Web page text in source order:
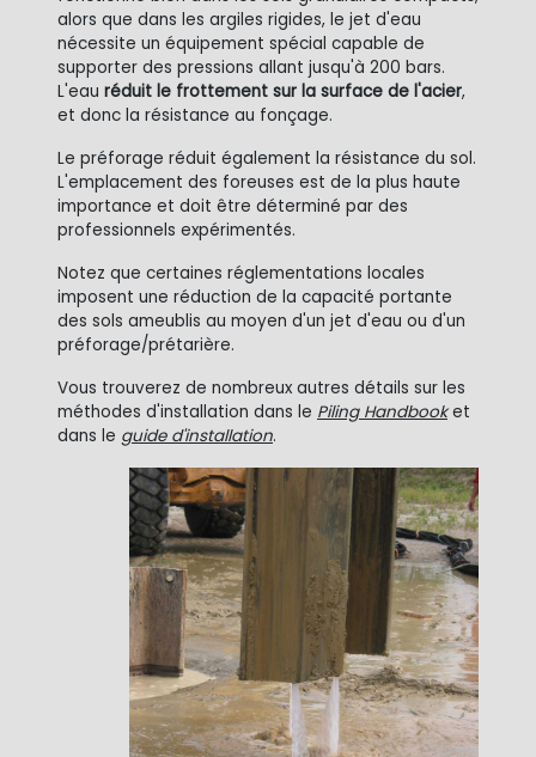
alors que dans les argiles rigides, le jet d'eau
nécessite un équipement spécial capable de
supporter des pressions allant jusqu'à 200 bars.
L'eau réduit le frottement sur la surface de l'acier,
et donc la résistance au fonçage.
Le préforage réduit également la résistance du sol.
L'emplacement des foreuses est de la plus haute
importance et doit être déterminé par des
professionnels expérimentés.
Notez que certaines réglementations locales
imposent une réduction de la capacité portante
des sols ameublis au moyen d'un jet d'eau ou d'un
préforage/prétarière.
Vous trouverez de nombreux autres détails sur les
méthodes d'installation dans le Piling Handbooket
dans le guide d'installation.